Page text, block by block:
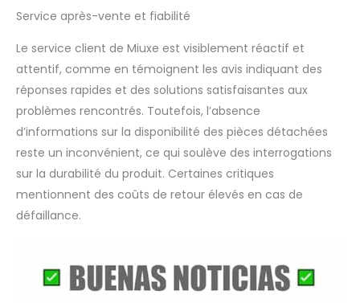
Compression】 Les
masseurs de jambes
pneumatiques se
gonflent et dégonflent
en fonction du cycle
chronométré de
l'airbag 1.2.3.4.5.6. Les
masseurs de jambes
de compression de l'air
électrique changent en
continu les points de
veineuse.
【Compresseur Ultra-
Service après-vente et fiabilité
Le service client de Miuxe est visiblement réactif et
attentif, comme en témoignent les avis indiquant des
réponses rapides et des solutions satisfaisantes aux
problèmes rencontrés. Toutefois, l’absence
d’informations sur la disponibilité des pièces détachées
reste un inconvénient, ce qui soulève des interrogations
sur la durabilité du produit. Certaines critiques
mentionnent des coûts de retour élevés en cas de
défaillance.